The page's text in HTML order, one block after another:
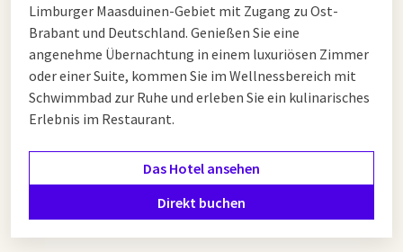
Limburger Maasduinen-Gebiet mit Zugang zu Ost-
Brabant und Deutschland. Genießen Sie eine
angenehme Übernachtung in einem luxuriösen Zimmer
oder einer Suite, kommen Sie im Wellnessbereich mit
Schwimmbad zur Ruhe und erleben Sie ein kulinarisches
Erlebnis im Restaurant.
Das Hotel ansehen
Direkt buchen